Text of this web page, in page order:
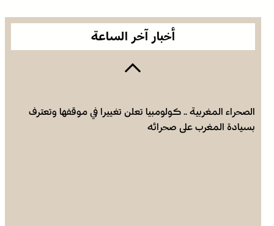
أخبار آخر الساعة
الصحراء المغربية .. كولومبيا تعلن تغييرا في موقفها وتعترف
بسيادة المغرب على صحرائه